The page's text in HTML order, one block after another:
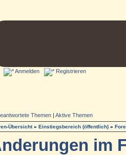
Anmelden Registrieren
Themen| Aktive Themen
Übersicht» Einstiegsbereich (öffentlich)»
im